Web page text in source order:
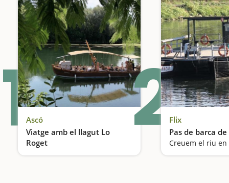
1Ascó
Viatge amb el llagut Lo
Roget
Explorant l'Ebre
2Flix
Pas de barca de